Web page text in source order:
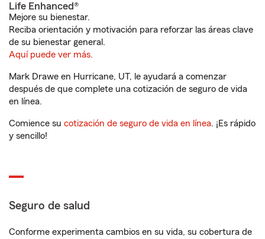
Life Enhanced®
Mejore su bienestar.
Reciba orientación y motivación para reforzar las áreas clave
de su bienestar general.
Aquí puede ver más.
Mark Drawe en Hurricane, UT, le ayudará a comenzar
después de que complete una cotización de seguro de vida
en línea.
Comience su cotización de seguro de vida en línea. ¡Es rápido
y sencillo!
Seguro de salud
Conforme experimenta cambios en su vida, su cobertura de